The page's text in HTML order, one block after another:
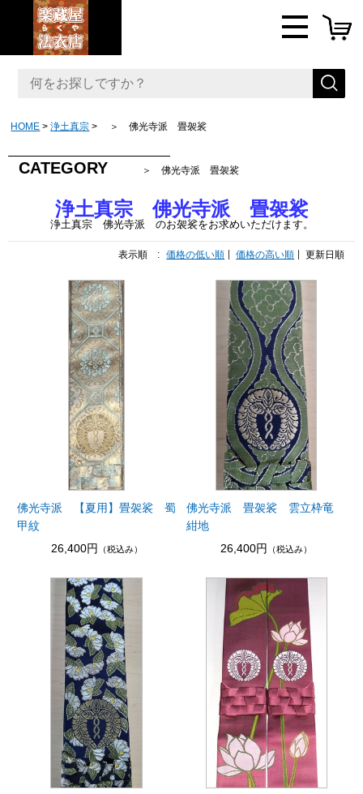
HOME 浄土真宗 ＞ 佛光寺派 畳袈裟
CATEGORY ＞ 佛光寺派 畳袈裟
浄土真宗 佛光寺派 畳袈裟
浄土真宗 佛光寺派 のお袈裟をお求めいただけます。
表示順 : 価格の低い順 価格の高い順 更新日順
佛光寺派 【夏用】畳袈裟 蜀
甲紋
26,400円
（税込み）
佛光寺派 畳袈裟 雲立枠竜
紺地
26,400円
（税込み）